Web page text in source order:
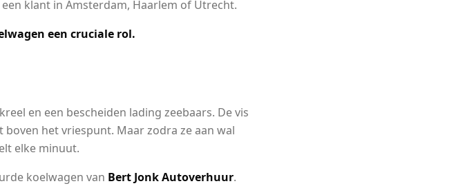
klant in Amsterdam, Haarlem of Utrecht.
een cruciale rol.
en een bescheiden lading zeebaars. De vis
het vriespunt. Maar zodra ze aan wal
elke minuut.
koelwagen van Bert Jonk Autoverhuur.